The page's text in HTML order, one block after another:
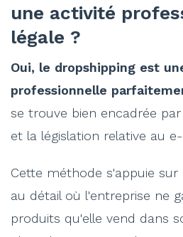
une activité
légale ?
Oui, le dropshipping est
professionnelle
se trouve bien encadrée
et la législation relative au
Cette méthode s'appuie
au détail où l'entreprise ne
produits qu'elle vend dans